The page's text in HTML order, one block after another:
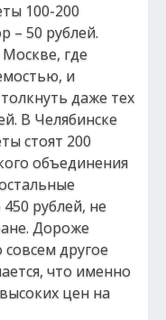
100-200
– 50 рублей.
где
и
даже тех
В Челябинске
стоят 200
объединения
рублей, не
Дороже
другое
что именно
цен на